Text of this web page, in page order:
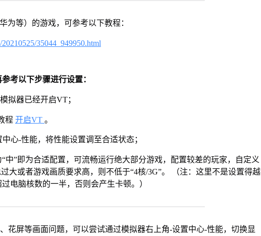
为等）的游戏，可参考以下教程：
35044_949950.html
考以下步骤进行设置：
拟器已经开启VT；
程 开启VT 。
心-性能，将性能设置调至合适状态；
中”即为合适配置，可流畅运行绝大部分游戏，配置较差的玩家，自定义
大或者游戏画质要求高，则不低于“4核/3G”。 （注：这里不是设置得越
电脑核数的一半，否则会产生卡顿。）
花屏等画面问题，可以尝试通过模拟器右上角-设置中心-性能，切换显